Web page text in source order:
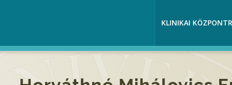
KLINIKAI